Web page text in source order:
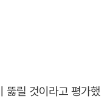
뚫릴 것이라고 평가했